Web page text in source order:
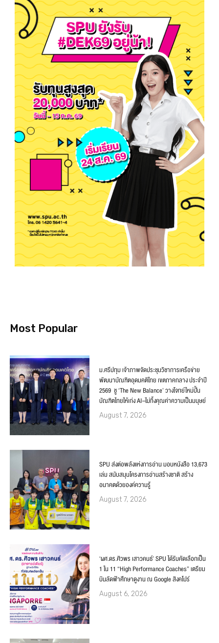
Most Popular
ม.ศรีปทุม เจ้าภาพจัดประชุมวิชาการเครือข่าย
พัฒนาบัณฑิตอุดมคติไทย เขตภาคกลาง ประจำปี
2569 ชู ‘The New Balance’ วางโจทย์ใหม่ปั้น
บัณฑิตไทยให้เก่ง AI–ไม่ทิ้งคุณค่าความเป็นมนุษย์
August 7, 2026
SPU ส่งต่อพลังแห่งการอ่าน มอบหนังสือ 13,673
เล่ม สนับสนุนโครงการอ่านสร้างชาติ สร้าง
อนาคตด้วยองค์ความรู้
August 7, 2026
‘ผศ.ดร.ศิวพร เสาวคนธ์’ SPU ได้รับคัดเลือกเป็น
1 ใน 11 “High Performance Coaches” เตรียม
บินลัดฟ้าศึกษาดูงาน ณ Google สิงคโปร์
August 6, 2026